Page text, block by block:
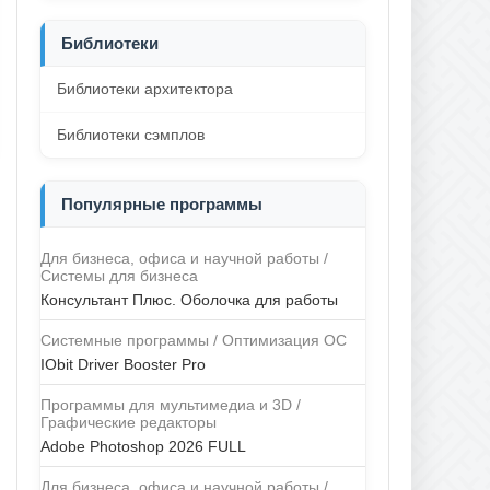
Библиотеки
Библиотеки архитектора
Библиотеки сэмплов
Популярные программы
Для бизнеса, офиса и научной работы /
Системы для бизнеса
Консультант Плюс. Оболочка для работы
Системные программы / Оптимизация ОС
IObit Driver Booster Pro
Программы для мультимедиа и 3D /
Графические редакторы
Adobe Photoshop 2026 FULL